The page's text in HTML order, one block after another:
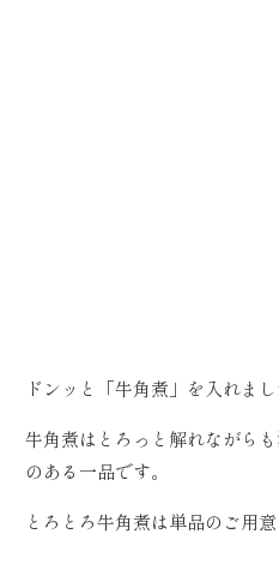
ドンッと「牛角煮」を入れまし
牛角煮はとろっと解れながら
のある一品です。
とろとろ牛角煮は単品のご用意